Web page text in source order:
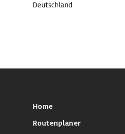
Deutschland
Home
Routenplaner